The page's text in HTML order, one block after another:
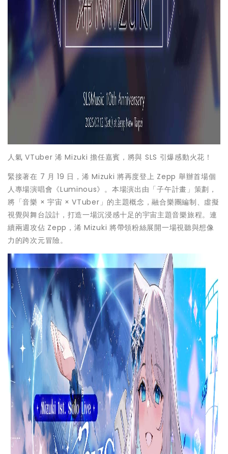
人氣 VTuber 浠 Mizuki 擔任嘉賓，將與 SLS 引爆感動火花！
緊接著在 7 月 19 日，浠 Mizuki 將再度登上 Zepp 舉辦首場個
人專場演唱會《Luminous》。本場演出由「子午計畫」策劃，
將「音樂 × 宇宙 × VTuber」的主題概念，融合樂團編制、虛擬
視覺與舞台設計，打造一場沉浸感十足的宇宙主題音樂旅程。連
續兩週攻佔 Zepp，浠 Mizuki 將帶領粉絲展開一場視聽與想像
力的跨次元冒險。